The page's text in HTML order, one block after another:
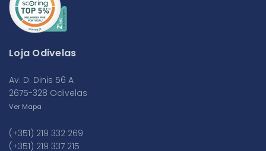
Loja Odivelas
Av. D. Dinis 56 A
2675-328 Odivelas
Ver Mapa
(+351) 219 332 269
(+351) 219 337 215